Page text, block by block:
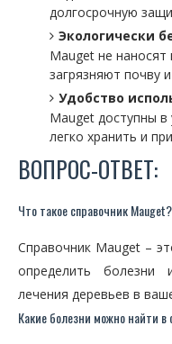
долгосрочную
Экологически
Mauget не
загрязняют почву
Удобство
Mauget доступны
легко хранить и
ВОПРОС-ОТВЕТ:
Что такое справочник Mauget?
Справочник Mauget –
определить болезни
лечения деревьев в
Какие болезни можно найти в